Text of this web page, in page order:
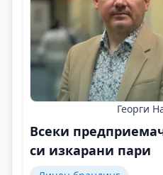
Георги
Всеки
си изкарани пари